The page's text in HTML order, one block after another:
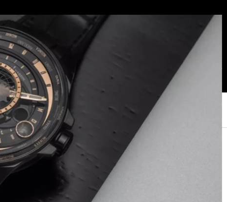
MAĞAZALARIMIZ
0
MARKALAR